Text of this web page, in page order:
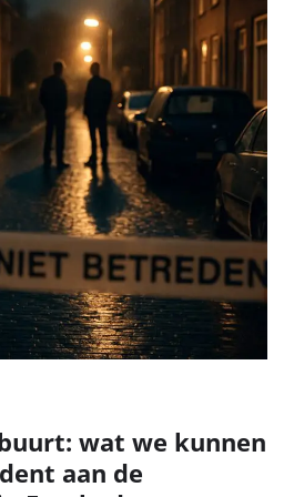
wat we kunnen
aan de